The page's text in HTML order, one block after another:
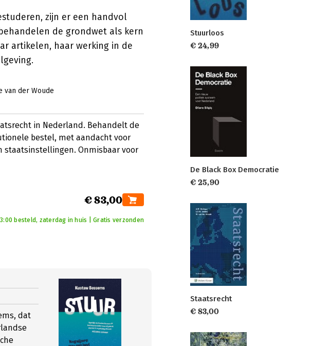
zijn er een handvol
de grondwet als kern
artikelen, haar werking in de
van der Woude
in Nederland. Behandelt de
bestel, met aandacht voor
staatsinstellingen. Onmisbaar voor
€ 83,00
besteld, zaterdag in huis | Gratis verzonden
dat
Stuurloos
€ 24,99
De Black Box Democratie
€ 25,90
Staatsrecht
€ 83,00